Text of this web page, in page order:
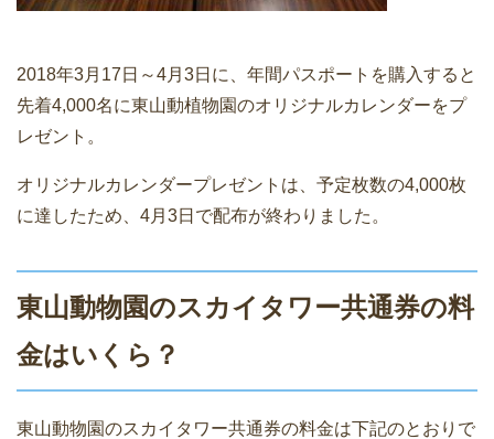
2018年3月17日～4月3日に、年間パスポートを購入すると
先着4,000名に東山動植物園のオリジナルカレンダーをプ
レゼント。
オリジナルカレンダープレゼントは、予定枚数の4,000枚
に達したため、4月3日で配布が終わりました。
東山動物園のスカイタワー共通券の料
金はいくら？
東山動物園のスカイタワー共通券の料金は下記のとおりで